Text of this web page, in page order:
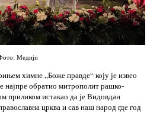
Медији
химне „Боже правде“ коју је извео
најпре обратио митрополит рашко-
приликом истакао да је Видовдан
црква и сав наш народ где год